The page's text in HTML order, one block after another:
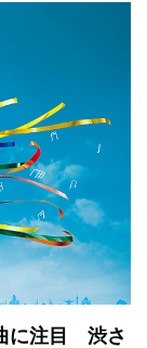
に注目 渋さ